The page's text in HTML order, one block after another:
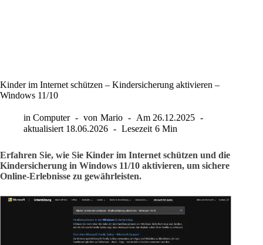
Kinder im Internet schützen – Kindersicherung aktivieren –
Windows 11/10
in Computer von Mario Am 26.12.2025
aktualisiert 18.06.2026 Lesezeit 6 Min
Erfahren Sie, wie Sie Kinder im Internet schützen und die
Kindersicherung in Windows 11/10 aktivieren, um sichere
Online-Erlebnisse zu gewährleisten.